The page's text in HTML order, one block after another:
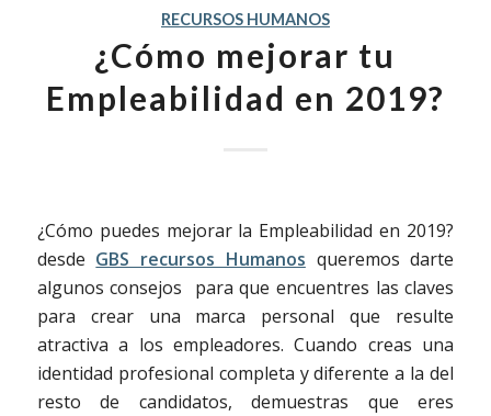
RECURSOS HUMANOS
¿Cómo mejorar tu
Empleabilidad en 2019?
¿Cómo puedes mejorar la Empleabilidad en 2019?
desde GBS recursos Humanos queremos darte
algunos consejos para que encuentres las claves
para crear una marca personal que resulte
atractiva a los empleadores. Cuando creas una
identidad profesional completa y diferente a la del
resto de candidatos, demuestras que eres